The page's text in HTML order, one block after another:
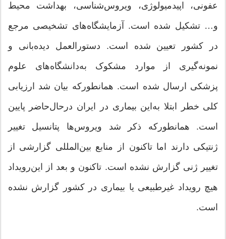
عفونی، اپیدمیولوژی، ویروس‌شناسی، بهداشت محیط
و… تشکیل شده است. آزمایشگاه‌های تشخیصی مرجع
در کشور تعیین شده است. دستورالعمل دیده‌بانی و
نمونه‌گیری از موارد مشکوک به‌دانشگاه‌های علوم
پزشکی ارسال شده است. همانطورکه بیان شد ارزیابی
کلی خطر ابتلا به‌این بیماری در ایران درحال‌حاضر پایین
است. همانطورکه ذکر شد ویروس‌ها پتانسیل تغییر
ژنتیکی دارند اما تاکنون از منابع بین‌المللی گزارشی از
تغییر ژنی گزارش نشده است. تاکنون و بعد از این‌رویداد
هیچ رویداد غیرطبیعی یا بیماری در کشور گزارش نشده
است.